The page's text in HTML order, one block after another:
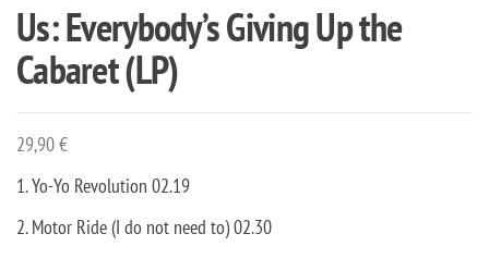
Us: Everybody’s Giving Up the
Cabaret (LP)
29,90€
1. Yo-Yo Revolution 02.19
2. Motor Ride (I do not need to) 02.30